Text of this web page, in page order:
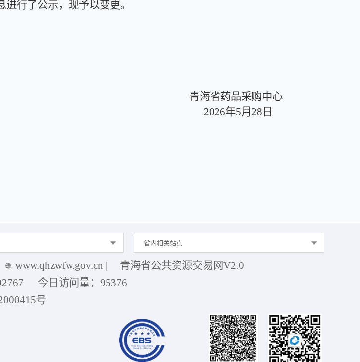
行了公示，现予以变更。
青海省药品采购中心
2026年5月28日
省内相关站点
www.qhzwfw.gov.cn |
青海省公共资源交易网V2.0
今日访问量： 95376
号